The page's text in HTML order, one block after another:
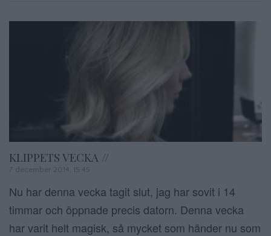
KLIPPETS VECKA //
7 december 2014, 15:45
Nu har denna vecka tagit slut, jag har sovit i 14
timmar och öppnade precis datorn. Denna vecka
har varit helt magisk, så mycket som händer nu som